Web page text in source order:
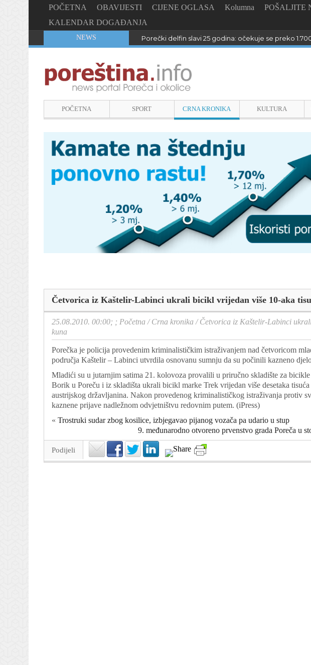
POČETNA OBAVIJESTI CIJENE OGLASA Kolumna
POŠALJITE
KALENDAR DOGAĐANJA
NEWS Porečki delfin slavi 25 godina: očekuje se preko
POČETNA SPORT CRNA KRONIKA KULTURA
Četvorica iz Kaštelir-Labinci ukrali bicikl vrijedan više 10-aka
25.08.2010. 00:00; ; Početna /Crna kronika /Četvorica iz Kaštelir-Labinci
kuna
Porečka je policija provedenim kriminalističkim istraživanjem nad četvoricom
područja Kaštelir – Labinci utvrdila osnovanu sumnju da su počinili kazneno
Mladići su u jutarnjim satima 21. kolovoza provalili u priručno skladište za
Borik u Poreču i iz skladišta ukrali bicikl marke Trek vrijedan više desetaka
austrijskog državljanina. Nakon provedenog kriminalističkog istraživanja protiv
kaznene prijave nadležnom odvjetništvu redovnim putem. (iPress)
« Trostruki sudar zbog kosilice, izbjegavao pijanog vozača pa udario u stup
9. međunarodno otvoreno prvenstvo grada Poreča u
Podijeli